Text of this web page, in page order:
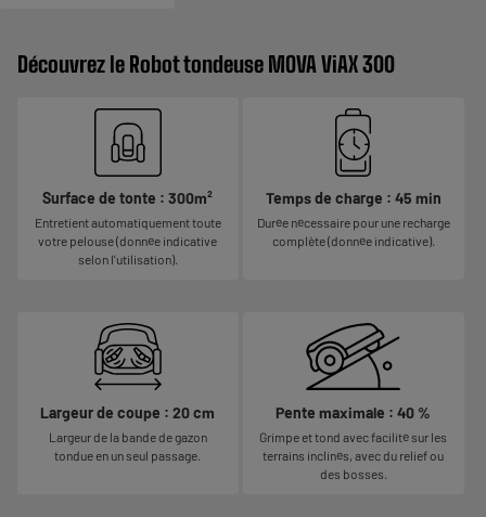
Découvrez le Robot tondeuse MOVA ViAX 300
Surface de tonte : 300m²
Entretient automatiquement toute
votre pelouse (donnée indicative
selon l’utilisation).
Temps de charge : 45 min
Durée nécessaire pour une recharge
complète (donnée indicative).
Largeur de coupe : 20 cm
Largeur de la bande de gazon
tondue en un seul passage.
Pente maximale : 40 %
Grimpe et tond avec facilité sur les
terrains inclinés, avec du relief ou
des bosses.